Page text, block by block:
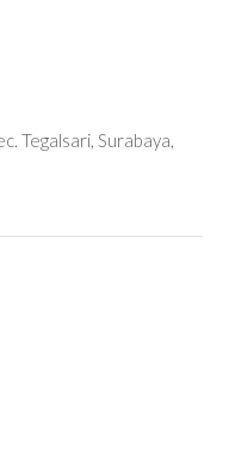
Tegalsari, Surabaya,